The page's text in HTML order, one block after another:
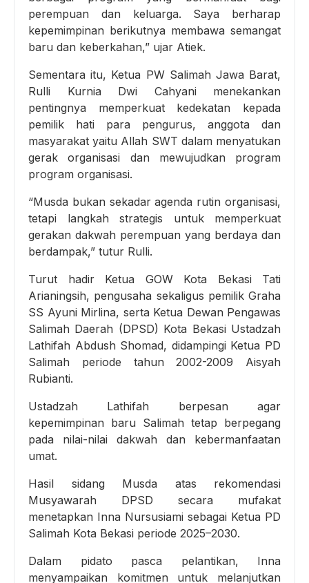
perempuan dan keluarga. Saya berharap
kepemimpinan berikutnya membawa semangat
baru dan keberkahan,” ujar Atiek.
Sementara itu, Ketua PW Salimah Jawa Barat,
Rulli Kurnia Dwi Cahyani menekankan
pentingnya memperkuat kedekatan kepada
pemilik hati para pengurus, anggota dan
masyarakat yaitu Allah SWT dalam menyatukan
gerak organisasi dan mewujudkan program
program organisasi.
“Musda bukan sekadar agenda rutin organisasi,
tetapi langkah strategis untuk memperkuat
gerakan dakwah perempuan yang berdaya dan
berdampak,” tutur Rulli.
Turut hadir Ketua GOW Kota Bekasi Tati
Arianingsih, pengusaha sekaligus pemilik Graha
SS Ayuni Mirlina, serta Ketua Dewan Pengawas
Salimah Daerah (DPSD) Kota Bekasi Ustadzah
Lathifah Abdush Shomad, didampingi Ketua PD
Salimah periode tahun 2002-2009 Aisyah
Rubianti.
Ustadzah Lathifah berpesan agar
kepemimpinan baru Salimah tetap berpegang
pada nilai-nilai dakwah dan kebermanfaatan
umat.
Hasil sidang Musda atas rekomendasi
Musyawarah DPSD secara mufakat
menetapkan Inna Nursusiami sebagai Ketua PD
Salimah Kota Bekasi periode 2025–2030.
Dalam pidato pasca pelantikan, Inna
menyampaikan komitmen untuk melanjutkan